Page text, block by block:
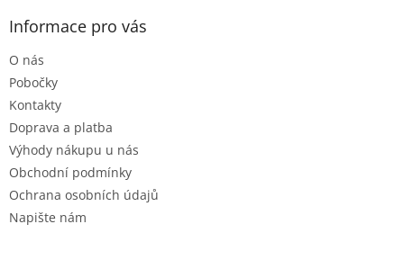
Informace pro vás
O nás
Pobočky
Kontakty
Doprava a platba
Výhody nákupu u nás
Obchodní podmínky
Ochrana osobních údajů
Napište nám